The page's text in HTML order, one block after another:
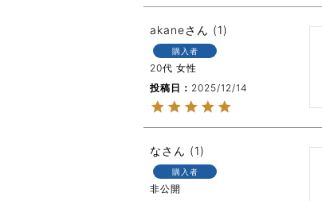
akane 1
購入者
20代 女性
投稿日
2025/12/14
な 1
購入者
非公開